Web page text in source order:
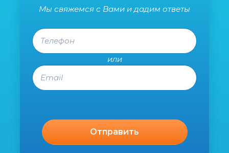
Мы свяжемся с Вами и дадим ответы
Телефон
или
Email